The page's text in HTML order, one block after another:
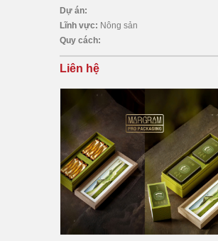
Dự án:
Lĩnh vực: Nông sản
Quy cách:
Liên hệ